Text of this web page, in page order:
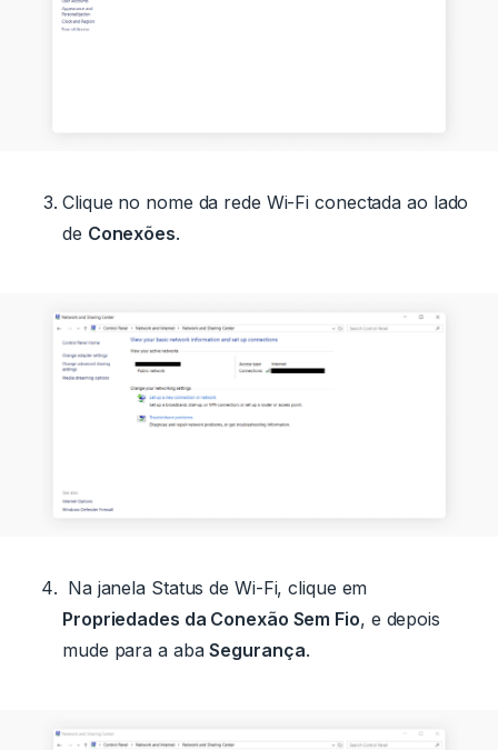
Clique no nome da rede Wi-Fi conectada ao lado
de Conexões.
Na janela Status de Wi-Fi, clique em
Propriedades da Conexão Sem Fio, e depois
mude para a abaSegurança.